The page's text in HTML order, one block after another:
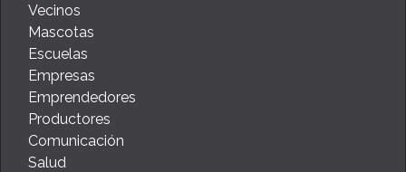
Vecinos
Mascotas
Escuelas
Empresas
Emprendedores
Productores
Comunicación
Salud